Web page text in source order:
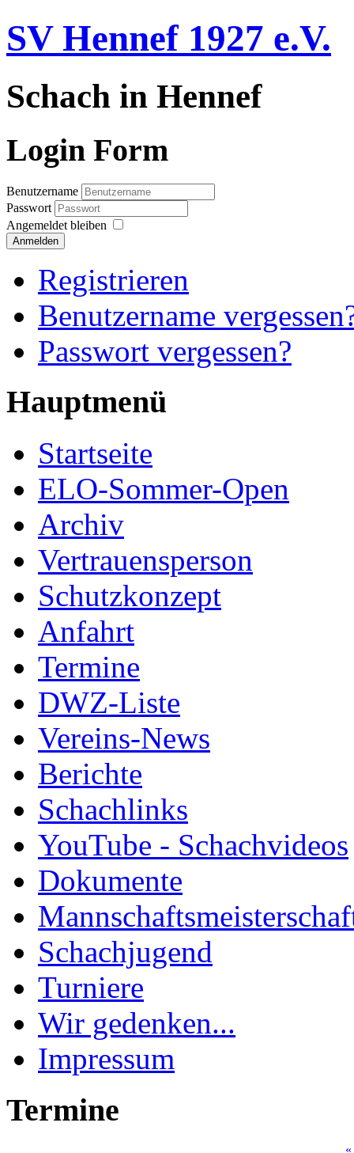
SV Hennef 1927 e.V.
Schach in Hennef
Login Form
Benutzername
Passwort
Angemeldet bleiben
Anmelden
Registrieren
Benutzername
Passwort vergessen?
Hauptmenü
Startseite
ELO-Sommer-Open
Archiv
Vertrauensperson
Schutzkonzept
Anfahrt
Termine
DWZ-Liste
Vereins-News
Berichte
Schachlinks
YouTube - Schachvideos
Dokumente
Schachjugend
Turniere
Wir gedenken...
Impressum
Termine
«